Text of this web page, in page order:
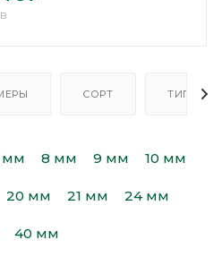
СОРТ ТИП
мм 8 мм 9 мм 10 мм
20 мм 21 мм 24 мм
40 мм